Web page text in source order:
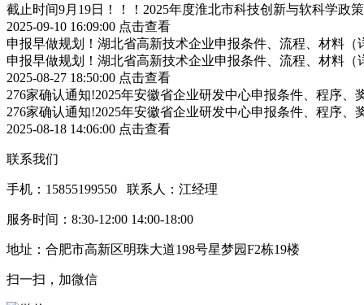
截止时间9月19日！！！2025年度淮北市科技创新与软科学
2025-09-10 16:09:00 点击查看
申报早做规划！湖北省高新技术企业申报条件、流程、材料（
申报早做规划！湖北省高新技术企业申报条件、流程、材料（
2025-08-27 18:50:00 点击查看
276家确认通知!2025年安徽省企业研发中心申报条件、程序、
276家确认通知!2025年安徽省企业研发中心申报条件、程序、
2025-08-18 14:06:00 点击查看
联系我们
手机：15855199550 联系人：江经理
服务时间：8:30-12:00 14:00-18:00
地址：合肥市高新区明珠大道198号星梦园F2栋19楼
扫一扫，加微信